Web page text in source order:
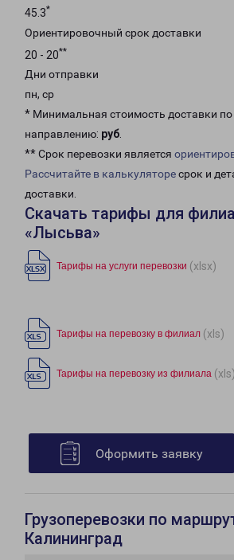
45.3*
Ориентировочный срок доставки
20 - 20**
Дни отправки
пн, ср
* Минимальная стоимость доставки
направлению: руб.
** Срок перевозки является
Рассчитайте в калькуляторесрок и
доставки.
Скачать тарифы для
«Лысьва»
Тарифы на услуги перевозки (xlsx)
Тарифы на перевозку в филиал (xls)
Тарифы на перевозку из филиала (xls)
Оформить заявку
Грузоперевозки по
Калининград